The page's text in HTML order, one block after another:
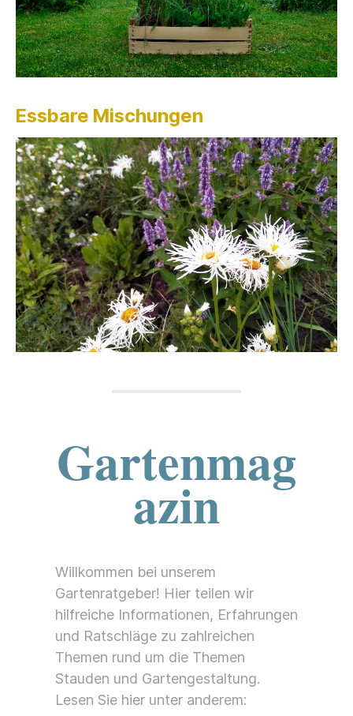
Essbare Mischungen
Gartenmag
azin
Willkommen bei unserem
Gartenratgeber! Hier teilen wir
hilfreiche Informationen, Erfahrungen
und Ratschläge zu zahlreichen
Themen rund um die Themen
Stauden und Gartengestaltung.
Lesen Sie hier unter anderem: